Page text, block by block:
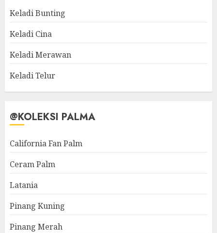
Keladi Bunting
Keladi Cina
Keladi Merawan
Keladi Telur
@KOLEKSI PALMA
California Fan Palm
Ceram Palm
Latania
Pinang Kuning
Pinang Merah